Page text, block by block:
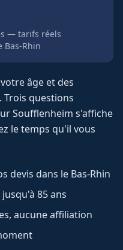
— tarifs réels
Bas-Rhin
âge et des
Trois questions
Soufflenheim s'affiche
le temps qu'il vous
devis dans le Bas-Rhin
85 ans
aucune affiliation